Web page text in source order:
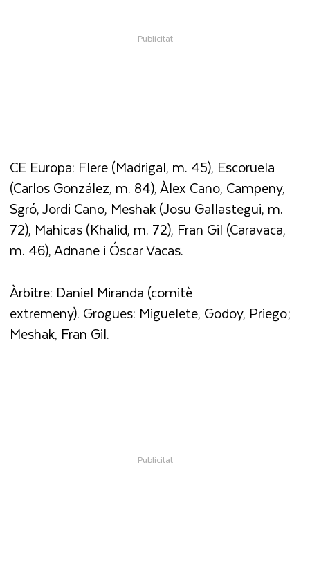
CE Europa: Flere (Madrigal, m. 45), Escoruela
(Carlos González, m. 84), Àlex Cano, Campeny,
Sgró, Jordi Cano, Meshak (Josu Gallastegui, m.
72), Mahicas (Khalid, m. 72), Fran Gil (Caravaca,
m. 46), Adnane i Óscar Vacas.
Àrbitre: Daniel Miranda (comitè
extremeny). Grogues: Miguelete, Godoy, Priego;
Meshak, Fran Gil.